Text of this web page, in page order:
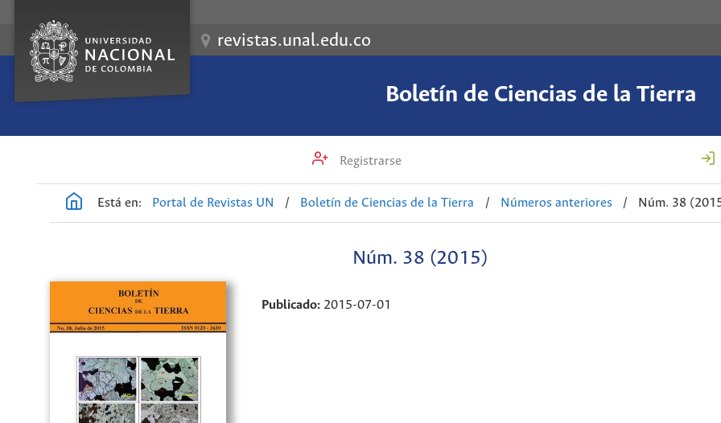
revistas.unal.edu.co
Boletín de Ciencias de la Tierra
Registrarse
Está en: Portal de Revistas UN / Boletín de Ciencias de la Tierra / Números anteriores / Núm. 38
Núm. 38 (2015)
Publicado: 2015-07-01